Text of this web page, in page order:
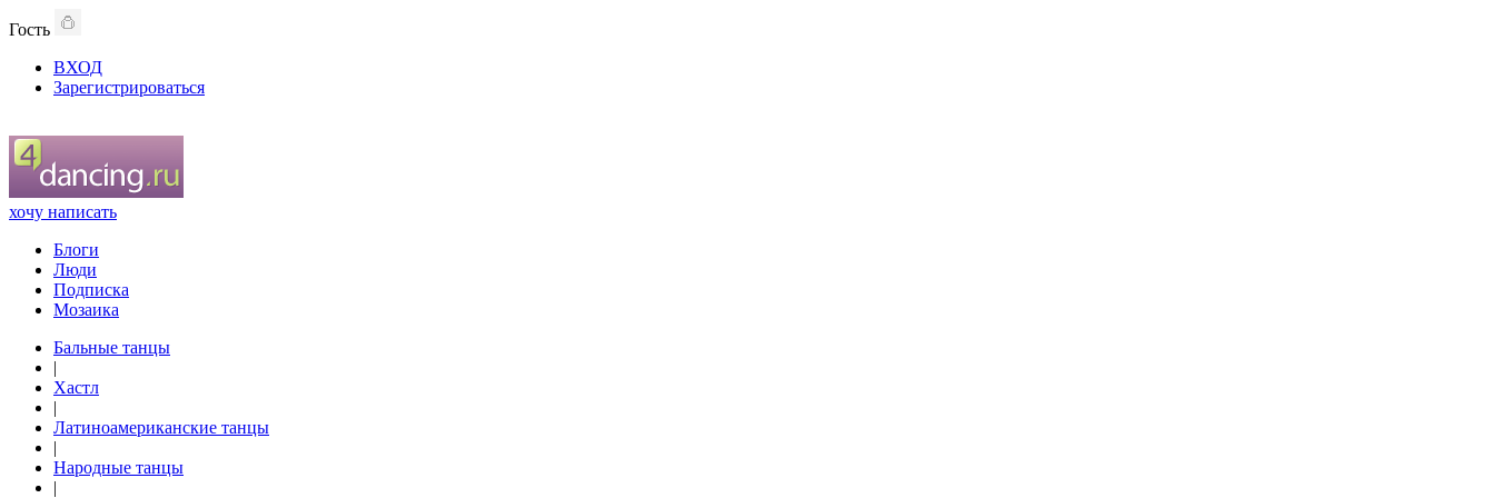
Гость
ВХОД
Зарегистрироваться
хочу написать
Блоги
Люди
Подписка
Мозаика
Бальные танцы
|
Хастл
|
Латиноамериканские танцы
|
Народные танцы
|